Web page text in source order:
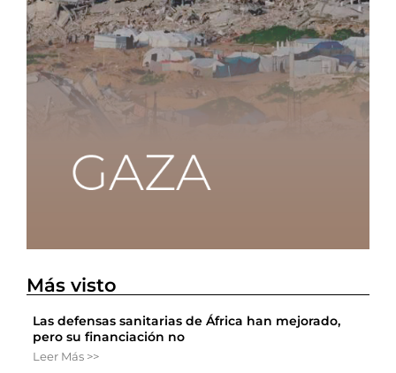
Más visto
Las defensas sanitarias de África han mejorado,
pero su financiación no
Leer Más >>